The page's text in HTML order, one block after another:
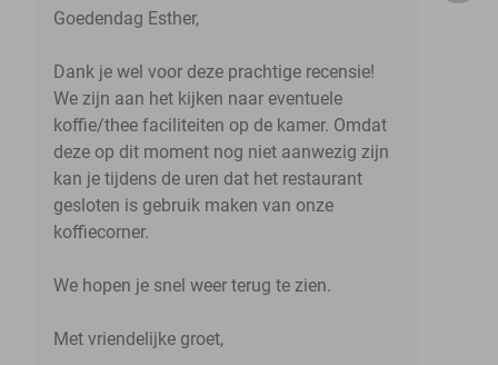
Goedendag Esther,
Dank je wel voor deze prachtige recensie!
We zijn aan het kijken naar eventuele
koffie/thee faciliteiten op de kamer. Omdat
deze op dit moment nog niet aanwezig zijn
kan je tijdens de uren dat het restaurant
gesloten is gebruik maken van onze
koffiecorner.
We hopen je snel weer terug te zien.
Met vriendelijke groet,